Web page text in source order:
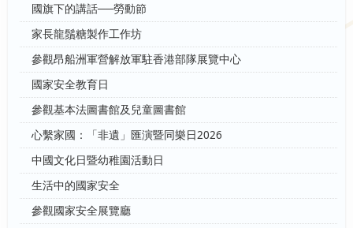
國旗下的講話──勞動節
家長龍鬚糖製作工作坊
參觀昂船洲軍營解放軍駐香港部隊展覽中心
國家安全教育日
參觀基本法圖書館及兒童圖書館
心繫家國：「非遺」匯演暨同樂日2026
中國文化日暨幼稚園活動日
生活中的國家安全
參觀國家安全展覽廳